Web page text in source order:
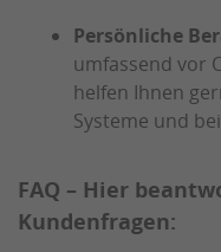
Persönliche
umfassend vor
helfen Ihnen
Systeme und
FAQ – Hier
Kundenfragen: